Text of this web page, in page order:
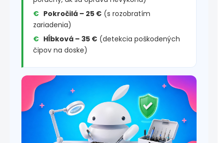
Pokročilá – 25 € (s rozobratím
zariadenia)
Hĺbková – 35 € (detekcia poškodených
čipov na doske)